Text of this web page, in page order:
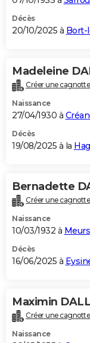
Décès
20/10/2025 à Bort-
Madeleine
Créer une
Naissance
27/04/1930 à
Décès
19/08/2025 à la
Bernadette
Créer une
Naissance
10/03/1932 à
Décès
16/06/2025 à
Maximin
Créer une
Naissance